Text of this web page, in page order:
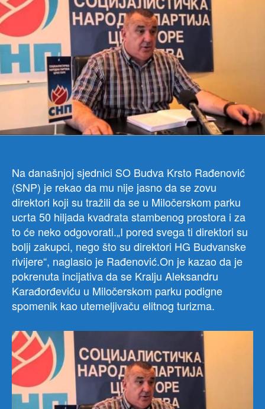
Na današnjoj sjednici SO Budva Krsto Rađenović
(SNP) je rekao da mu nije jasno da se zovu
direktori koji su tražili da se u Miločerskom parku
ucrta 50 hiljada kvadrata stambenog prostora i za
to će neko odgovorati.„I pored svega ti direktori su
bolji zakupci, nego što su direktori HG Budvanske
rivijere“, naglasio je Rađenović.On je kazao da je
pokrenuta incijativa da se Kralju Aleksandru
Karađorđeviću u Miločerskom parku podigne
spomenik kao utemeljivaču elitnog turizma.